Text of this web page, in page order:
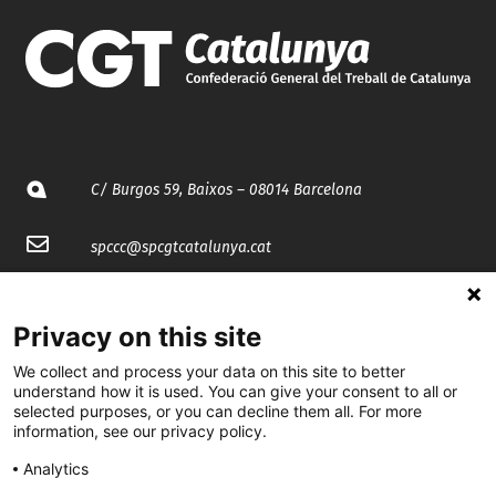
C/ Burgos 59, Baixos – 08014 Barcelona
spccc@spcgtcatalunya.cat
@CGTCatalunya
cgtcatalunya
Privacy on this site
We collect and process your data on this site to better
understand how it is used. You can give your consent to all or
selected purposes, or you can decline them all. For more
information, see our privacy policy.
Analytics